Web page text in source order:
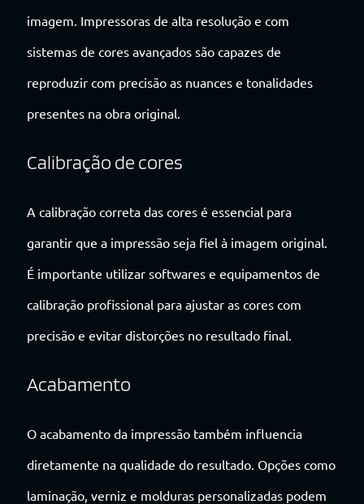
imagem. Impressoras de alta resolução e com
sistemas de cores avançados são capazes de
reproduzir com precisão as nuances e tonalidades
presentes na obra original.
Calibração de cores
A calibração correta das cores é essencial para
garantir que a impressão seja fiel à imagem original.
É importante utilizar softwares e equipamentos de
calibração profissional para ajustar as cores com
precisão e evitar distorções no resultado final.
Acabamento
O acabamento da impressão também influencia
diretamente na qualidade do resultado. Opções como
laminação, verniz e molduras personalizadas podem